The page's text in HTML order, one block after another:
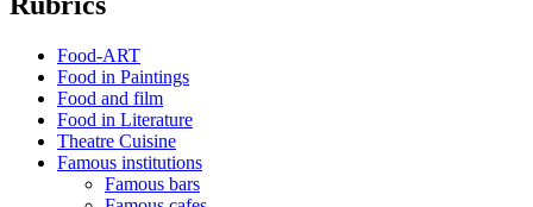
Food-ART
Food in Paintings
Food and film
Food in Literature
Theatre Cuisine
Famous institutions
Famous bars